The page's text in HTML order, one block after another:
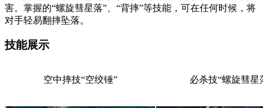
害。掌握的“螺旋彗星落”、“背摔”等技能，可在任何时候，将
对手轻易翻摔坠落。
技能展示
空中摔技“空绞锤” 必杀技“螺旋彗星